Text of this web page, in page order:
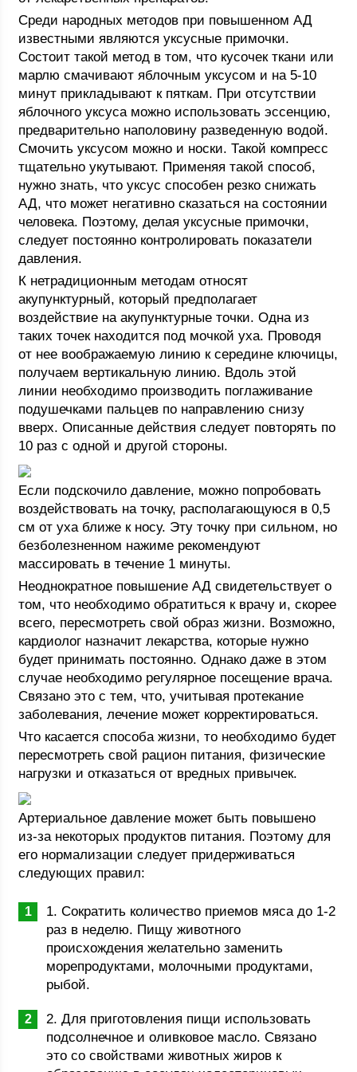
Среди народных методов при повышенном АД
известными являются уксусные примочки.
Состоит такой метод в том, что кусочек ткани или
марлю смачивают яблочным уксусом и на 5-10
минут прикладывают к пяткам. При отсутствии
яблочного уксуса можно использовать эссенцию,
предварительно наполовину разведенную водой.
Смочить уксусом можно и носки. Такой компресс
тщательно укутывают. Применяя такой способ,
нужно знать, что уксус способен резко снижать
АД, что может негативно сказаться на состоянии
человека. Поэтому, делая уксусные примочки,
следует постоянно контролировать показатели
давления.
К нетрадиционным методам относят
акупунктурный, который предполагает
воздействие на акупунктурные точки. Одна из
таких точек находится под мочкой уха. Проводя
от нее воображаемую линию к середине ключицы,
получаем вертикальную линию. Вдоль этой
линии необходимо производить поглаживание
подушечками пальцев по направлению снизу
вверх. Описанные действия следует повторять по
10 раз с одной и другой стороны.
Если подскочило давление, можно попробовать
воздействовать на точку, располагающуюся в 0,5
см от уха ближе к носу. Эту точку при сильном, но
безболезненном нажиме рекомендуют
массировать в течение 1 минуты.
Неоднократное повышение АД свидетельствует о
том, что необходимо обратиться к врачу и, скорее
всего, пересмотреть свой образ жизни. Возможно,
кардиолог назначит лекарства, которые нужно
будет принимать постоянно. Однако даже в этом
случае необходимо регулярное посещение врача.
Связано это с тем, что, учитывая протекание
заболевания, лечение может корректироваться.
Что касается способа жизни, то необходимо будет
пересмотреть свой рацион питания, физические
нагрузки и отказаться от вредных привычек.
Артериальное давление может быть повышено
из-за некоторых продуктов питания. Поэтому для
его нормализации следует придерживаться
следующих правил:
1. Сократить количество приемов мяса до 1-2
раз в неделю. Пищу животного
происхождения желательно заменить
морепродуктами, молочными продуктами,
рыбой.
2. Для приготовления пищи использовать
подсолнечное и оливковое масло. Связано
это со свойствами животных жиров к